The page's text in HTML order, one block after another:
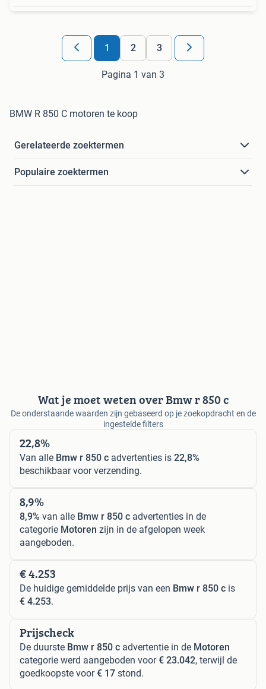
1 2 3
Pagina 1 van 3
BMW R 850 C motoren te koop
Gerelateerde zoektermen
Populaire zoektermen
Wat je moet weten over Bmw r 850 c
De onderstaande waarden zijn gebaseerd op je zoekopdracht en de
ingestelde filters
22,8%
Van alle Bmw r 850 c advertenties is 22,8%
beschikbaar voor verzending.
8,9%
8,9% van alle Bmw r 850 c advertenties in de
categorie Motoren zijn in de afgelopen week
aangeboden.
€ 4.253
De huidige gemiddelde prijs van een Bmw r 850 c is
€ 4.253.
Prijscheck
De duurste Bmw r 850 c advertentie in de Motoren
categorie werd aangeboden voor€ 23.042, terwijl de
goedkoopste voor€ 17 stond.